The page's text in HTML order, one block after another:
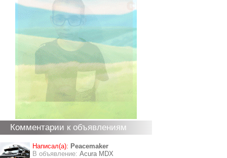
Комментарии к объявлениям
Написал(а): Peacemaker
В объявление: Acura MDX